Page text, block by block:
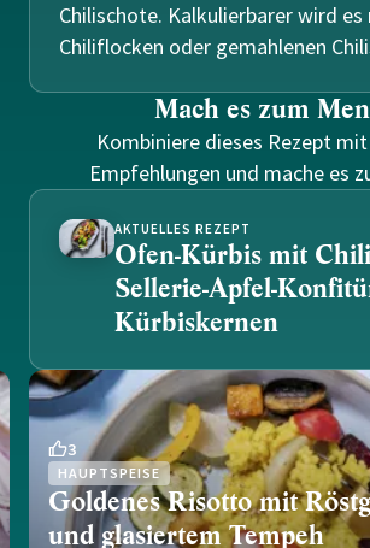
Chilischote. Kalkulierbarer wird
Chiliflocken oder gemahlenen
Mach es zum
Kombiniere dieses Rezept
Empfehlungen und mache es
AKTUELLES REZEPT
Ofen-Kürbis mit
Sellerie-Apfel-
Kürbiskernen
3
HAUPTSPEISE
Goldenes Risotto mit
und glasiertem Tempeh